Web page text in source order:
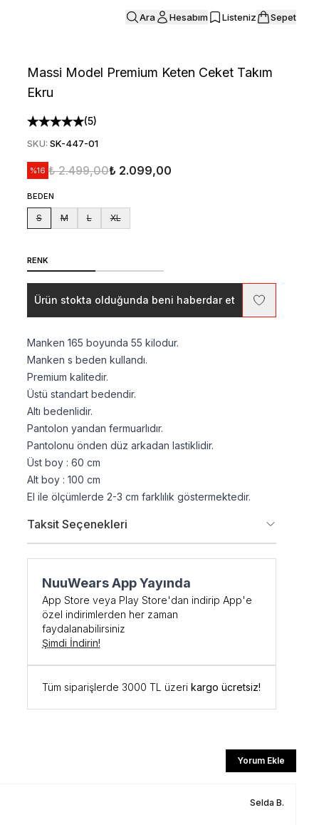
Ara Hesabım Listeniz Sepet
Massi Model Premium Keten Ceket Takım
Ekru
(5)
SKU: SK-447-01
%16 ₺ 2.499,00₺ 2.099,00
BEDEN
S M L XL
RENK
Ürün stokta olduğunda beni haberdar et
Manken 165 boyunda 55 kilodur.
Manken s beden kullandı.
Premium kalitedir.
Üstü standart bedendir.
Altı bedenlidir.
Pantolon yandan fermuarlıdır.
Pantolonu önden düz arkadan lastiklidir.
Üst boy : 60 cm
Alt boy : 100 cm
El ile ölçümlerde 2-3 cm farklılık göstermektedir.
Taksit Seçenekleri
NuuWears App Yayında
App Store veya Play Store'dan indirip App'e
özel indirimlerden her zaman
faydalanabilirsiniz
Şimdi İndirin!
Tüm siparişlerde 3000 TL üzeri kargo ücretsiz!
Yorum Ekle
Selda B.
Özel
öğrenmek ve
kaydolun.